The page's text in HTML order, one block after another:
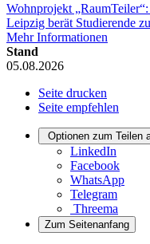
Wohnprojekt
Leipzig berät Studierende
Mehr Informationen
Stand
05.08.2026
Seite drucken
Seite empfehlen
Optionen zum Teilen
LinkedIn
Facebook
WhatsApp
Telegram
Threema
Zum Seitenanfang